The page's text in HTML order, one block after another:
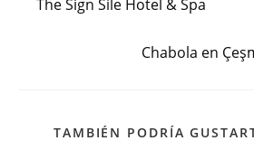
artículos
The Sign Sile Hotel & Spa
Chabola en
TAMBIÉN PODRÍA